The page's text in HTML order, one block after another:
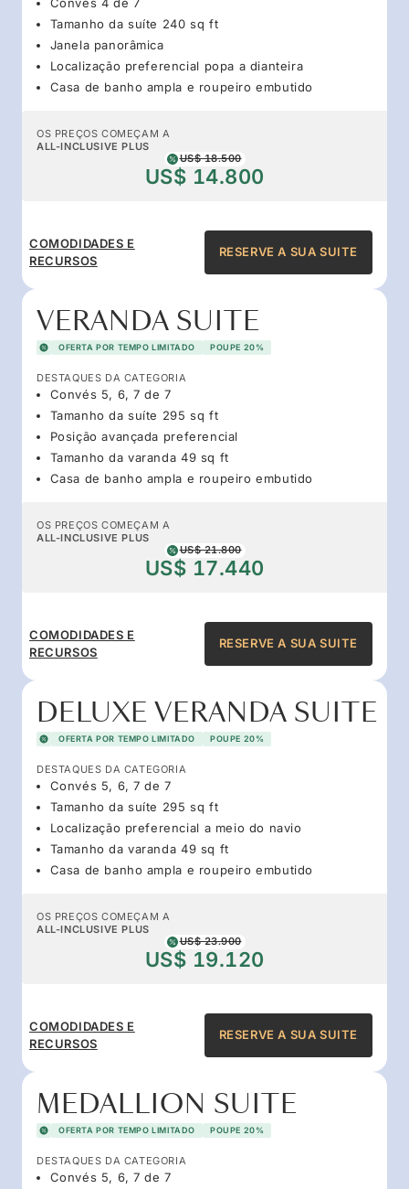
Tamanho da suíte 240 sq ft
Janela panorâmica
Localização preferencial popa a dianteira
Casa de banho ampla e roupeiro embutido
OS PREÇOS COMEÇAM A
ALL-INCLUSIVE PLUS
US$ 18.500
US$ 14.800
COMODIDADES E
RECURSOS
RESERVE A SUA SUITE
VERANDA SUITE
OFERTA POR TEMPO LIMITADO POUPE 20%
DESTAQUES DA CATEGORIA
Convés 5, 6, 7 de 7
Tamanho da suíte 295 sq ft
Posição avançada preferencial
Tamanho da varanda 49 sq ft
Casa de banho ampla e roupeiro embutido
OS PREÇOS COMEÇAM A
ALL-INCLUSIVE PLUS
US$ 21.800
US$ 17.440
COMODIDADES E
RECURSOS
RESERVE A SUA SUITE
DELUXE VERANDA SUITE
OFERTA POR TEMPO LIMITADO POUPE 20%
DESTAQUES DA CATEGORIA
Convés 5, 6, 7 de 7
Tamanho da suíte 295 sq ft
Localização preferencial a meio do navio
Tamanho da varanda 49 sq ft
Casa de banho ampla e roupeiro embutido
OS PREÇOS COMEÇAM A
ALL-INCLUSIVE PLUS
US$ 23.900
US$ 19.120
COMODIDADES E
RECURSOS
RESERVE A SUA SUITE
MEDALLION SUITE
OFERTA POR TEMPO LIMITADO POUPE 20%
DESTAQUES DA CATEGORIA
Convés 5, 6, 7 de 7